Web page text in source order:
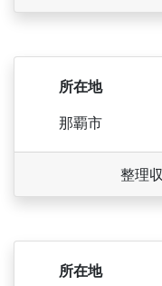
所在地
那覇市
整理
所在地